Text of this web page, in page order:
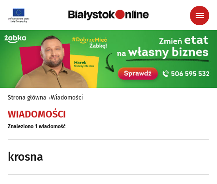
Strona główna Wiadomości
WIADOMOŚCI
Znaleziono 1 wiadomość
krosna